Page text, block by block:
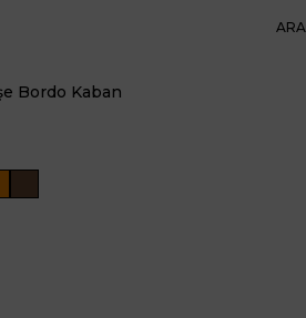
ARA
Bordo Kaban